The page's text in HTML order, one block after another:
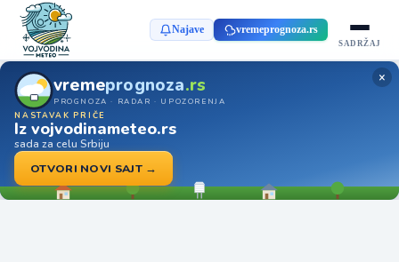
Najave vremeprognoza.rs
SADRŽAJ
vremeprognoza.rs
PROGNOZA · RADAR · UPOZORENJA
NASTAVAK PRIČE
Iz vojvodinameteo.rs
sada za celu Srbiju
OTVORI NOVI SAJT →
×